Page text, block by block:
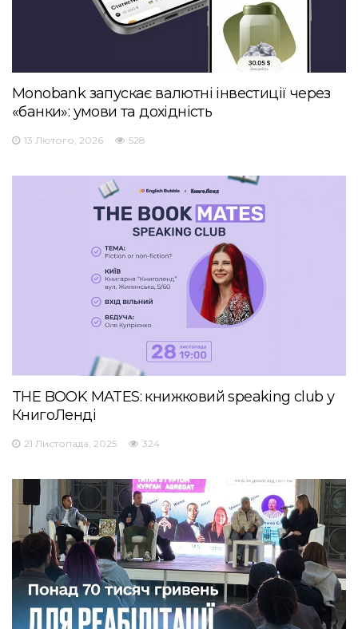
Monobank запускає валютні інвестиції через
«банки»: умови та дохідність
13 Лютого, 2026 528
THE BOOK MATES: книжковий speaking club у
КнигоЛенді
21 Листопада, 2025 324